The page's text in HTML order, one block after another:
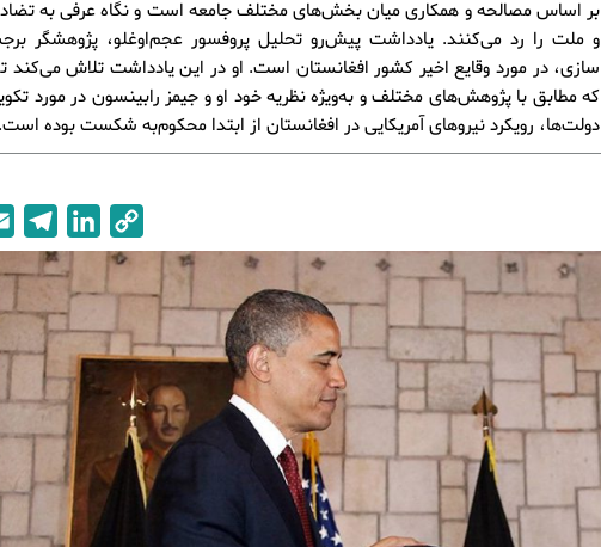
بر اساس مصالحه و همکاری میان بخش‌های مختلف جامعه است و نگاه عرفی به
و ملت را رد می‌کنند. یادداشت پیش‌رو تحلیل پروفسور عجم‌اوغلو، پژوهشگر
سازی، در مورد وقایع اخیر کشور افغانستان است. او در این یادداشت تلاش
که مطابق با پژوهش‌های مختلف و به‌ویژه نظریه خود او و جیمز رابینسون در مورد
دولت‌ها، رویکرد نیروهای آمریکایی در افغانستان از ابتدا محکوم‌به شکست بوده است.
o
p
L
i
k
i
n
k
d
I
n
e
l
e
g